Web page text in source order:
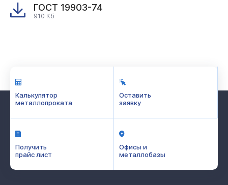
ГОСТ 19903-74
910 Кб
Калькулятор
металлопроката
Оставить
заявку
Получить
прайс лист
Офисы и
металлобазы